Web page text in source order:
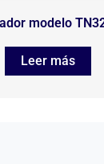
modelo
Leer más